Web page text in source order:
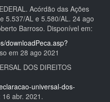
Acórdão das Ações
5.537/AL e 5.580/AL. 24 ago
Barroso. Disponível em:
downloadPeca.asp?
em 28 ago 2021
DOS DIREITOS
universal-dos-
16 abr. 2021.